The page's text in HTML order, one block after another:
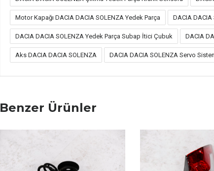
Motor Kapağı DACIA DACIA SOLENZA Yedek Parça DACIA
DACIA DACIA SOLENZA Yedek Parça Subap İtici Çubuk DACIA
Aks DACIA DACIA SOLENZA DACIA DACIA SOLENZA Servo
Benzer Ürünler